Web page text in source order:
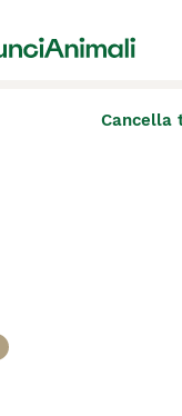
Cancella